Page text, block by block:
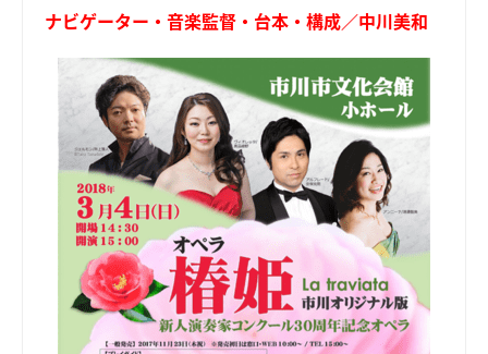
ナビゲーター・音楽監督・台本・構成／中川美和